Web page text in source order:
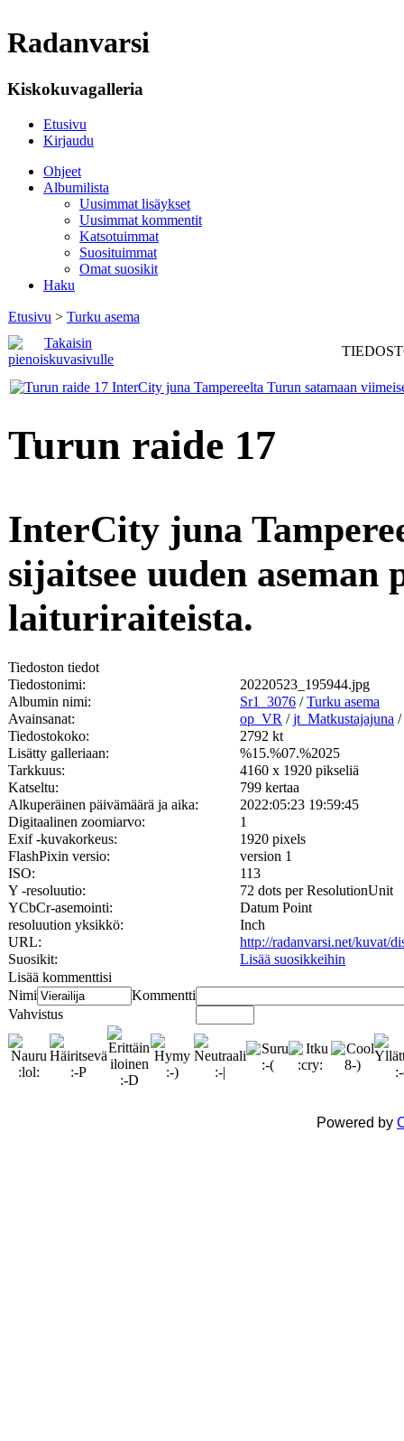
Radanvarsi
Kiskokuvagalleria
Etusivu
Kirjaudu
Ohjeet
Albumilista
Uusimmat lisäykset
Uusimmat kommentit
Katsotuimmat
Suosituimmat
Omat suosikit
Haku
Etusivu > Turku asema
Turun raide 17
InterCity juna
sijaitsee uuden
laituriraiteista.
Tiedoston tiedot
Tiedostonimi:
20220523_195944.jpg
Albumin nimi:
Sr1_3076 /Turku asema
Avainsanat:
op_VR /jt_Matkustajajuna /
Tiedostokoko:
2792 kt
Lisätty galleriaan:
%15.%07.%2025
Tarkkuus:
4160 x 1920 pikseliä
Katseltu:
799 kertaa
Alkuperäinen päivämäärä ja aika:
2022:05:23 19:59:45
Digitaalinen zoomiarvo:
1
Exif -kuvakorkeus:
1920 pixels
FlashPixin versio:
version 1
ISO:
113
Y -resoluutio:
72 dots per ResolutionUnit
YCbCr-asemointi:
Datum Point
resoluution yksikkö:
Inch
URL:
http://radanvarsi.net/kuvat/
Suosikit:
Lisää suosikkeihin
Lisää kommenttisi
Nimi
Kommentti
Vahvistus
Powered by